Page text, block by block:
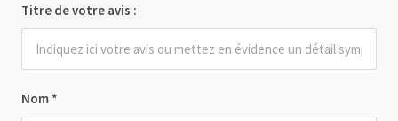
Nom *
Titre de votre avis :